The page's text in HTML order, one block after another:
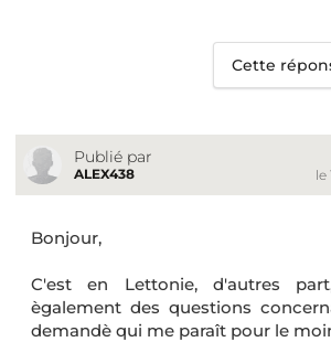
Cette
Publié par
ALEX438
le
Bonjour,
C'est en Lettonie, d'autres
ègalement des questions
demandè qui me paraît pour le